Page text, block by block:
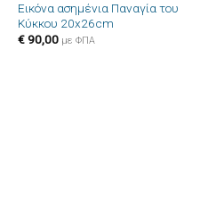
Πρόσθήκη
Εικόνα ασημένια Παναγία του
Κύκκου 20x26cm
€90,00 με ΦΠΑ